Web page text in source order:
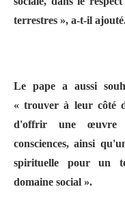
terrestres », a-t-il
Le pape a aussi
« trouver à leur côté
d'offrir une œuvre
consciences, ainsi
spirituelle pour un
domaine social ».